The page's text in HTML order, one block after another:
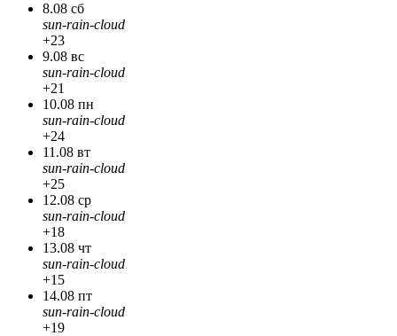
8.08 сб
sun-rain-cloud
+23
9.08 вс
sun-rain-cloud
+21
10.08 пн
sun-rain-cloud
+24
11.08 вт
sun-rain-cloud
+25
12.08 ср
sun-rain-cloud
+18
13.08 чт
sun-rain-cloud
+15
14.08 пт
sun-rain-cloud
+19